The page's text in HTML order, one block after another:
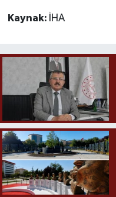
Kaynak: İHA